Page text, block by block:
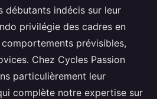
débutants indécis sur leur
privilégie des cadres en
prévisibles,
Chez Cycles Passion
particulièrement leur
complète notre expertise sur